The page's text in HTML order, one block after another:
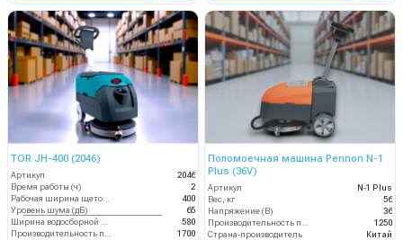
TOR JH-400 (2046)
Артикул
2046
Время работы (ч)
2
400
Уровень шума (дБ)
65
580
1700
Поломоечная машина Pennon N-1
Plus (36V)
Артикул
N-1 Plus
Вес, кг
56
Напряжение (В)
36
1250
Страна-производитель
Китай